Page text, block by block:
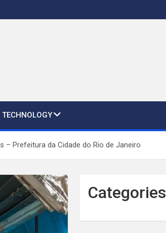
TECHNOLOGY
Prefeitura da Cidade do Rio de Janeiro
Categories